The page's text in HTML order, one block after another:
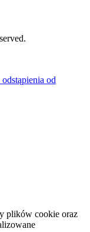
od
plików cookie oraz